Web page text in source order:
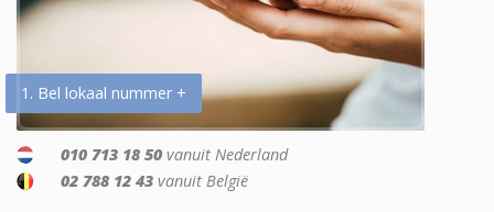
1. Bel lokaal nummer +
010 713 18 50 vanuit Nederland
02 788 12 43 vanuit België